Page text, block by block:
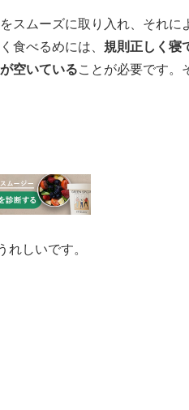
スムーズに取り入れ、それに
食べるめには、 規則正しく寝
空いていることが必要です。
しいです。